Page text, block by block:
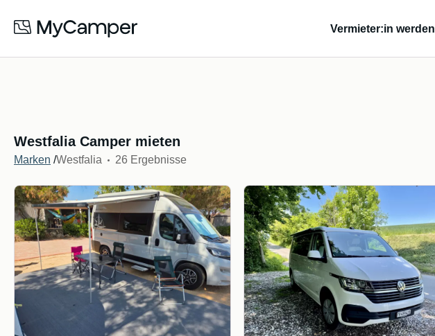
Vermieter:in werden
Westfalia Camper mieten
Marken /Westfalia 26 Ergebnisse